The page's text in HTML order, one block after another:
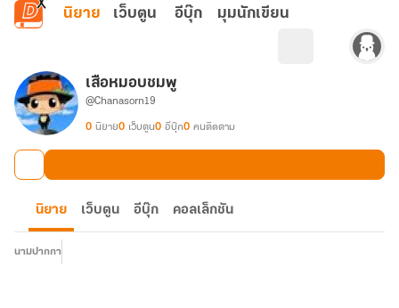
ข้ามไปยังเนื้อหาหลัก
นิยาย เว็บตูน อีบุ๊ก มุมนักเขียน
เสือหมอบชมพู
@Chanasorn19
0 นิยาย0 เว็บตูน0 อีบุ๊ก0 คนติดตาม
นิยาย เว็บตูน อีบุ๊ก คอลเล็กชัน
นามปากกา